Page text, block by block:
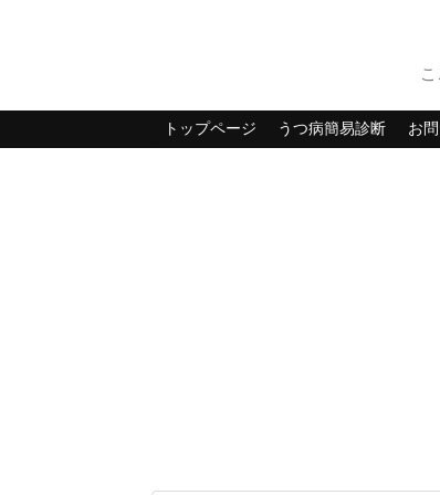
トップページ うつ病簡易診断 お